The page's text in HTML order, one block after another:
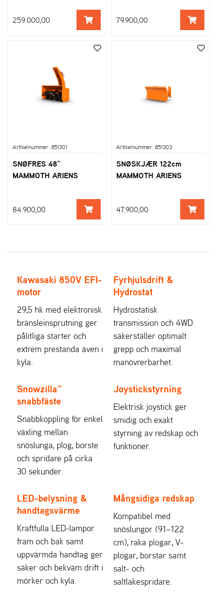
259.000,00 79.900,00
Artikelnummer: 851301
SNØFRES 48"
MAMMOTH ARIENS
84.900,00
Artikelnummer: 851303
SNØSKJÆR 122cm
MAMMOTH ARIENS
47.900,00
Kawasaki 850V EFI-
motor
29,5 hk med elektronisk
bränsleinsprutning ger
pålitliga starter och
extrem prestanda även i
kyla.
Fyrhjulsdrift &
Hydrostat
Hydrostatisk
transmission och 4WD
säkerställer optimalt
grepp och maximal
manövrerbarhet.
Snowzilla™
snabbfäste
Snabbkoppling för enkel
växling mellan
snöslunga, plog, borste
och spridare på cirka
30 sekunder.
Joystickstyrning
Elektrisk joystick ger
smidig och exakt
styrning av redskap och
funktioner.
LED-belysning &
handtagsvärme
Kraftfulla LED-lampor
fram och bak samt
uppvärmda handtag ger
säker och bekväm drift i
mörker och kyla.
Mångsidiga redskap
Kompatibel med
snöslungor (91–122
cm), raka plogar, V-
plogar, borstar samt
salt- och
saltlakespridare.